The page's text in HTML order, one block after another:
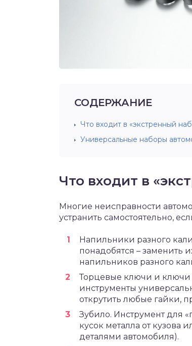
СОДЕРЖАНИЕ
Что входит в «экстренный
Универсальные наборы
Что входит в
Многие неисправности
устранить самостоятельно,
Напильники разного
понадобятся – заменить
напильников разного
Торцевые ключи и
инструменты
открутить любые гайки,
Зубило. Инструмент для
кусок металла от кузова
деталями автомобиля).